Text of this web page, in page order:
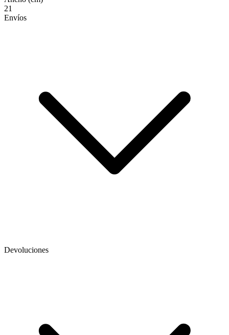
21
Envíos
Devoluciones